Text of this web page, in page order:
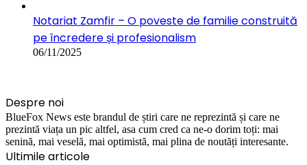
Notariat Zamfir – O poveste de familie construită
pe încredere și profesionalism
06/11/2025
Despre noi
BlueFox News este brandul de știri care ne reprezintă și care ne
prezintă viața un pic altfel, asa cum cred ca ne-o dorim toți: mai
senină, mai veselă, mai optimistă, mai plina de noutăți interesante.
Ultimile articole